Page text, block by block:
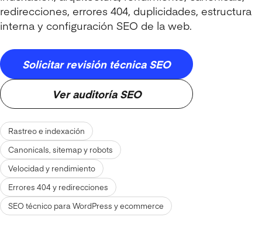
redirecciones, errores 404, duplicidades, estructura
interna y configuración SEO de la web.
Solicitar revisión técnica SEO
Ver auditoría SEO
Rastreo e indexación
Canonicals, sitemap y robots
Velocidad y rendimiento
Errores 404 y redirecciones
SEO técnico para WordPress y ecommerce